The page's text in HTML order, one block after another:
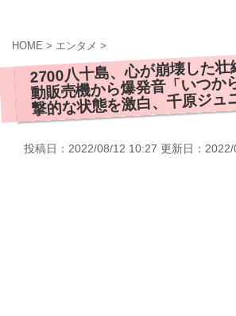
HOME > エンタメ >
2700八十島、心が崩壊した
動販売機から爆発音「いつか
撃的な状態を激白、千原ジュ
投稿日：2022/08/12 10:27 更新日：